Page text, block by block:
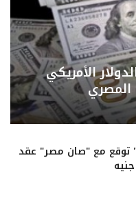
الأمريكي
المصري
توقع مع "صان مصر" عقد